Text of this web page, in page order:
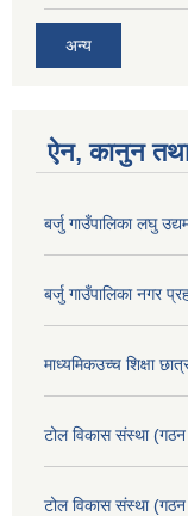
अन्य
ऐन, कानुन तथा
बर्जु गाउँपालिका लघु
बर्जु गाउँपालिका नगर
माध्यमिकउच्च शिक्षा
टोल विकास संस्था (गठन
टोल विकास संस्था (गठन